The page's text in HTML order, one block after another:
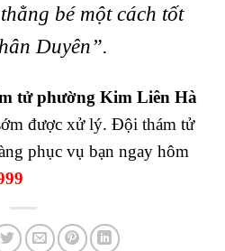
bé một cách tốt
Duyên”.
tử phường Kim Liên Hà
được xử lý. Đội thám tử
phục vụ bạn ngay hôm